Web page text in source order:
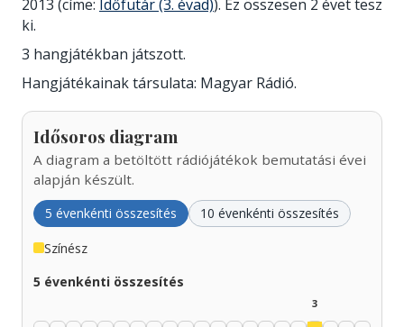
2013 (címe: Időfutár (3. évad)). Ez összesen 2 évet tesz
ki.
3 hangjátékban játszott.
Hangjátékainak társulata: Magyar Rádió.
Idősoros diagram
A diagram a betöltött rádiójátékok bemutatási évei
alapján készült.
5 évenkénti összesítés 10 évenkénti összesítés
Színész
5 évenkénti összesítés
3